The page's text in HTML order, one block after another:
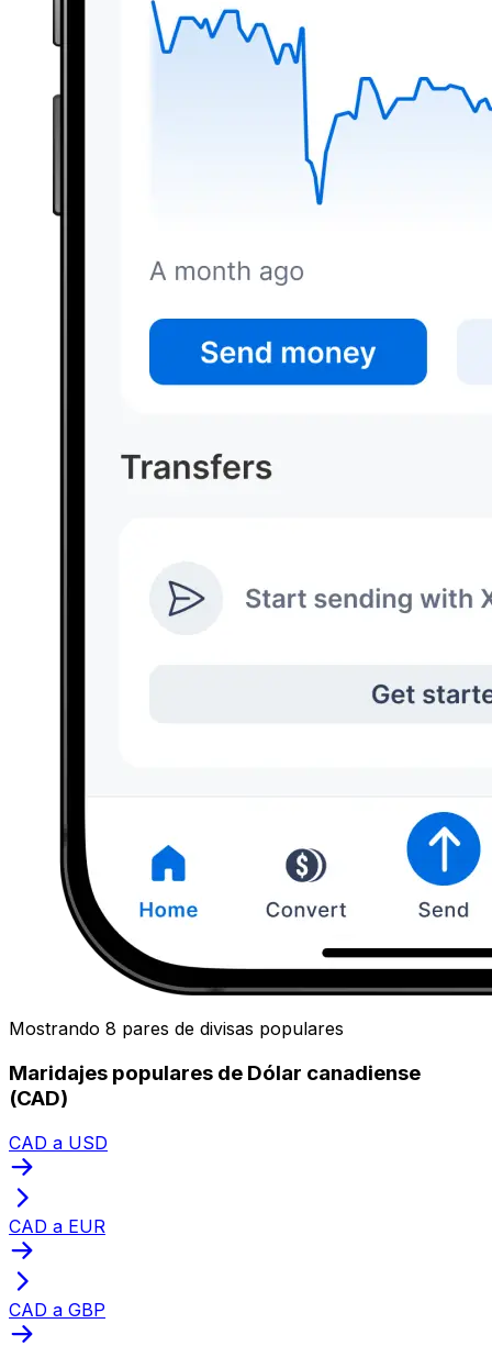
Mostrando 8 pares de divisas populares
Maridajes populares de Dólar canadiense
(CAD)
CAD a USD
CAD a EUR
CAD a GBP